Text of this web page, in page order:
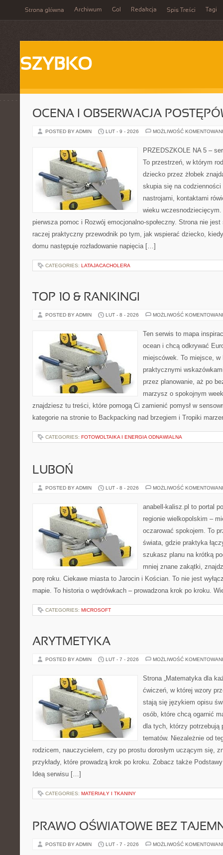
Strona główna Archiwum Gol Redakcja Spis Treści Tagi
SZYBKO
OCENA I OBSERWACJA
POSTED BY ADMIN LUT - 9 - 2026 MOŻLIWOŚĆ
PRZEDSZKOLE NA 5 –
To przestrzeń, w którym
dziecko przez żłobek
skupia się na
nastrojami, kontaktami
wieku
pierwsza pomoc i Rozwój emocjonalno-społeczny. Strona nie
raczej praktyczny przewodnik po tym, jak wspierać dziecko,
domu następuje rozładowanie napięcia […]
CATEGORIES: LATAJACACHOLERA
TOP 10 & RANKINGI
POSTED BY ADMIN LUT - 8 - 2026 MOŻLIWOŚĆ
Ten serwis to mapa
ocean i chcą odkrywać
miejscówek. To miejsce,
praktycznymi
przez planowanie, aż po
marzysz o spokojnym
znajdziesz tu treści, które pomogą Ci zamienić pomysł w
kategorie na stronie to Backpacking nad brzegiem i Tropiki
CATEGORIES: FOTOWOLTAIKA I ENERGIA ODNAWIALNA
LUBOŃ
POSTED BY ADMIN LUT - 8 - 2026 MOŻLIWOŚĆ
anabell-kalisz.pl to portal
regionie wielkopolskim –
oczarować spokojem. To
świata, gdzie praktyka
szukasz planu na krótką
mniej znane zakątki,
porę roku. Ciekawe miasta to Jarocin i Kościan. To nie jest
mapie. To historia o wędrówkach – prowadzona krok po kroku.
CATEGORIES: MICROSOFT
ARYTMETYKA
POSTED BY ADMIN LUT - 7 - 2026 MOŻLIWOŚĆ
Strona „Matematyka dla
ćwiczeń, w której wzory
stają się językiem opisu
osób, które chcą ogarnić
dla tych, którzy potrzebują
tematów. Niezależnie od
rodzicem, nauczycielem, czy po prostu dorosłym uczącym się,
przykłady, które prowadzą krok po kroku. Zobacz także
Ideą serwisu […]
CATEGORIES: MATERIAŁY I TKANINY
PRAWO OŚWIATOWE BEZ
POSTED BY ADMIN LUT - 7 - 2026 MOŻLIWOŚĆ